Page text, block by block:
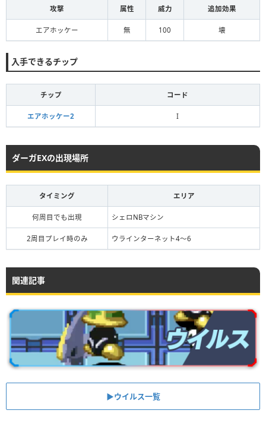
攻撃 属性 威力 追加効果
エアホッケー 無 100 壊
入手できるチップ
チップ コード
エアホッケー2 I
ダーガEXの出現場所
タイミング エリア
何周目でも出現 シェロNBマシン
2周目プレイ時のみ ウラインターネット4〜6
関連記事
▶︎ウイルス一覧